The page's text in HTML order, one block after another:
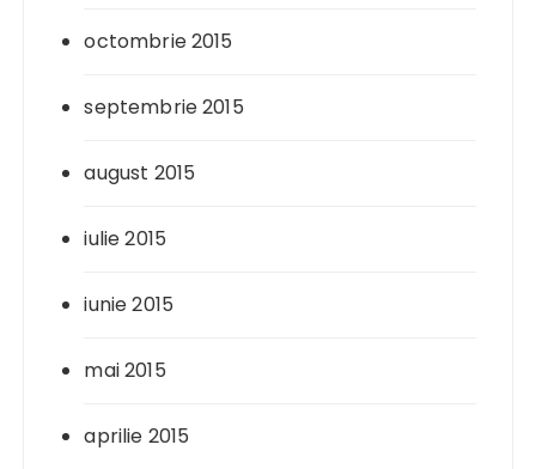
octombrie 2015
septembrie 2015
august 2015
iulie 2015
iunie 2015
mai 2015
aprilie 2015